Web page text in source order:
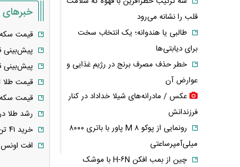
خبرهای
قیمت سکه و
پیش‌بینی قیمت طلا
پیش‌بینی قیمت طلا امروز
قیمت طلا
قیمت سکه و
رشد طلا
خرید ۴۱ تن طلا در یک ماه/ افزایش ذخایر طلای بانک های مرکزی
افت اونس
قلب را نشانه می‌رود
طالبی یا هندوانه؛ یک انتخاب سخت
برای دیابتی‌ها
خطر حذف مصرف برنج در رژیم غذایی و
عوارض آن
عکس / مادرانه‌های شیلا خداداد در کنار
فرزندانش
رونمایی از پوکو M ۸ پاور با باتری ۸۰۰۰
میلی‌آمپرساعتی
چین از بمب افکن H-۶N با موشک